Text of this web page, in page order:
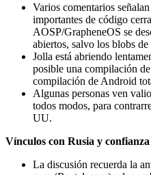
Varios comentarios
importantes de código
AOSP/GrapheneOS se
abiertos, salvo los blobs de
Jolla está abriendo
posible una compilación
compilación de Android
Algunas personas ven
todos modos, para
UU.
Vínculos con Rusia y confianza
La discusión recuerda la